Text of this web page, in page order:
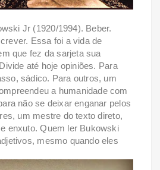
Jr (1920/1994). Beber.
Essa foi a vida de
que fez da sarjeta sua
até hoje opiniões. Para
sádico. Para outros, um
a humanidade com
não se deixar enganar pelos
um mestre do texto direto,
enxuto. Quem ler Bukowski
mesmo quando eles